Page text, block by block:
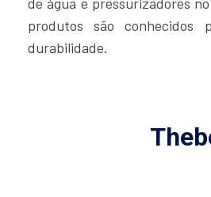
produtos são conhecidos
durabilidade.